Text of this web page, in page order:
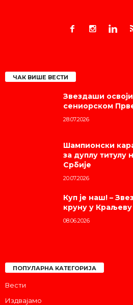
ЧАК ВИШЕ ВЕСТИ
Звездаши
сениорском
28.07.2026
Шампионски
за дуплу титулу
Србије
20.07.2026
Куп је наш! –
круну у Краљеву
08.06.2026
ПОПУЛАРНА КАТЕГОРИЈА
Вести
Издвајамо